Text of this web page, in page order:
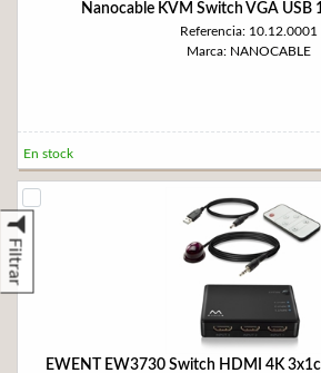
Filtrar
Nanocable KVM Switch VGA USB
Referencia: 10.12.0001
Marca: NANOCABLE
En stock
EWENT EW3730 Switch HDMI 4K